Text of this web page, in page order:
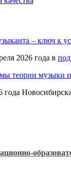
– ключ к
2026 года в
теории музыки